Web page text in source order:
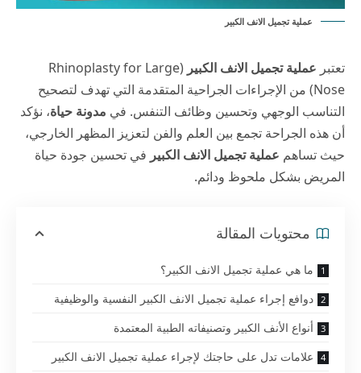
عملية تجميل الانف الكبير
تعتبر عملية تجميل الانف الكبير (Rhinoplasty for Large
Nose) من الإجراءات الجراحية المتقدمة التي تهدف لتصحيح
التناسب الوجهي وتحسين وظائف التنفس. في مدونة حياة، نؤكد
أن هذه الجراحة تجمع بين العلم والفن لتعزيز المظهر الخارجي،
حيث تساهم عملية تجميل الانف الكبير في تحسين جودة حياة
المريض بشكل ملحوظ ودائم.
محتويات المقالة
ما هي عملية تجميل الانف الكبير؟
دوافع إجراء عملية تجميل الانف الكبير النفسية والوظيفية
أنواع الأنف الكبير وتصنيفاته الطبية المعتمدة
علامات تدل على حاجتك لإجراء عملية تجميل الانف الكبير